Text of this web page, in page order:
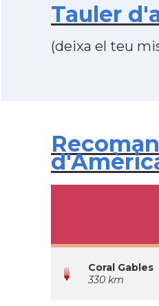
Tauler
(deixa el teu
Coral Gables
330 km